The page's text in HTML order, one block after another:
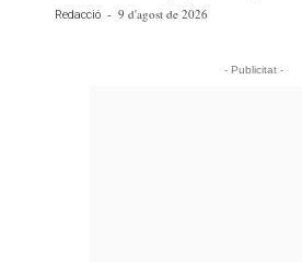
Redacció - 9 d'agost de 2026
- Publicitat -